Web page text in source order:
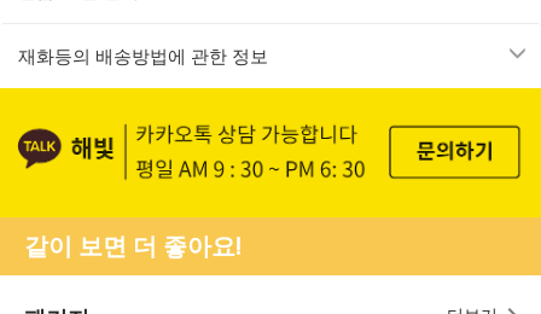
재화등의 배송방법에 관한 정보
같이 보면 더 좋아요!